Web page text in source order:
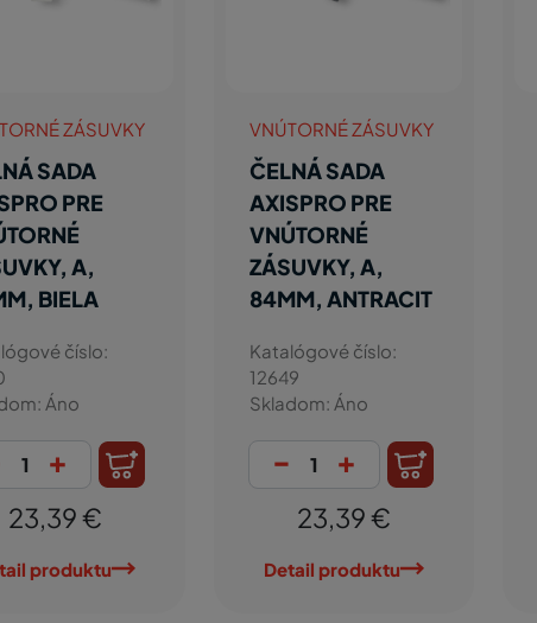
ZÁSUVKY
SADA
PRE
A,
BIELA
číslo:
Áno
+
23,39 €
produktu
VNÚTORNÉ ZÁSUVKY
ČELNÁ SADA
AXISPRO PRE
VNÚTORNÉ
ZÁSUVKY, A,
84MM, ANTRACIT
Katalógové číslo:
12649
Skladom: Áno
- +
23,39 €
Detail produktu